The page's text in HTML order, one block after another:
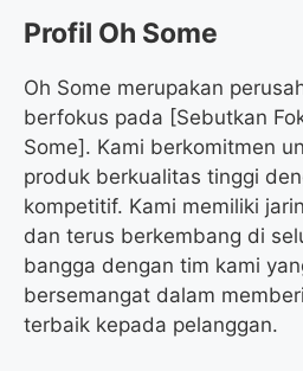
Profil Oh Some
Oh Some merupakan
berfokus pada [Sebutkan
Some]. Kami berkomitmen
produk berkualitas tinggi
kompetitif. Kami memiliki
dan terus berkembang di
bangga dengan tim kami
bersemangat dalam
terbaik kepada pelanggan.